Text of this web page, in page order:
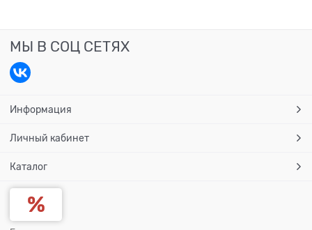
МЫ В СОЦ СЕТЯХ
Информация
Личный кабинет
Каталог